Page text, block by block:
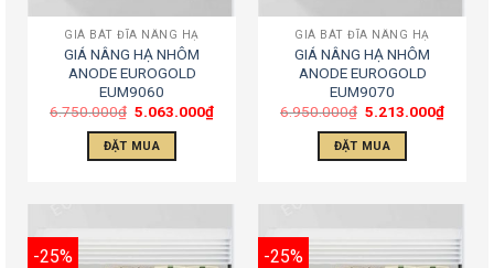
GIÁ BÁT ĐĨA NÂNG HẠ
GIÁ NÂNG HẠ NHÔM
ANODE EUROGOLD
EUM9060
6.750.000₫ 5.063.000₫
ĐẶT MUA
GIÁ BÁT ĐĨA NÂNG HẠ
GIÁ NÂNG HẠ NHÔM
ANODE EUROGOLD
EUM9070
6.950.000₫ 5.213.000₫
ĐẶT MUA
-25% -25%